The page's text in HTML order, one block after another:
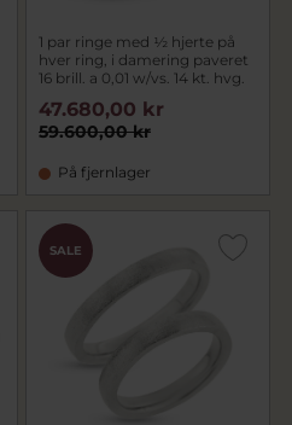
1 par ringe med ½ hjerte på
hver ring, i damering paveret
16 brill. a 0,01 w/vs. 14 kt. hvg.
59.600,00 kr
47.680,00 kr
På fjernlager
SALE